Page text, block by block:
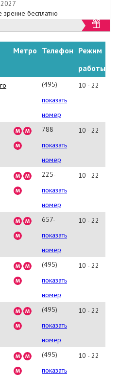
зрение бесплатно
Метро Телефон Режим
работы
(495)
580-
77-
80
показать
номер
10 - 22
788-
59-
70
показать
номер
10 - 22
225-
84-
29
показать
номер
10 - 22
657-
91-
20/21
показать
номер
10 - 22
(495)
661-
37-
71
показать
номер
10 - 22
(495)
988-
98-
31
показать
номер
10 - 22
(495)
755-
показать
10 - 22